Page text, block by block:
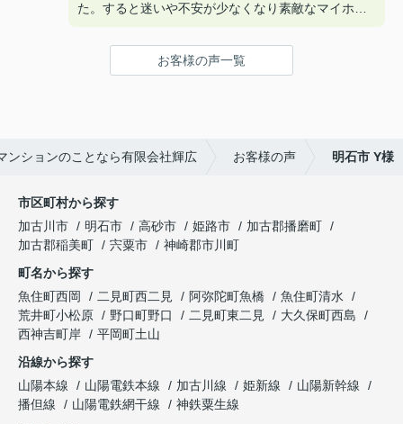
た。すると迷いや不安が少なくなり素敵なマイホー
ございました。
お客様の声一覧
ンションのことなら有限会社輝広 お客様の声 明石市 Y様
市区町村から探す
加古川市
明石市 高砂市 姫路市
加古郡播磨町
加古郡稲美町
宍粟市
神崎郡市川町
町名から探す
魚住町西岡
二見町西二見 阿弥陀町魚橋
魚住町清水
荒井町小松原
野口町野口 二見町東二見
大久保町西島
西神吉町岸
平岡町土山
沿線から探す
山陽本線
山陽電鉄本線 加古川線 姫新線
山陽新幹線
播但線
山陽電鉄網干線
神鉄粟生線